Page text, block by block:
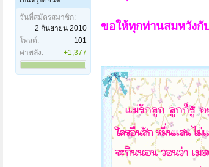
วันที่สมัครสมาชิก:
2 กันยายน 2010
โพสต์:
101
ค่าพลัง:
+1,377
ขอให้ทุกท่านสมหวังกั